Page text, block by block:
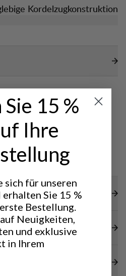
Kordelzugkonstruktion
Passform und Haltbarkeit
15 %
Ihre
sich für unseren
Sie 15 %
Bestellung.
Neuigkeiten,
und exklusive
in Ihrem